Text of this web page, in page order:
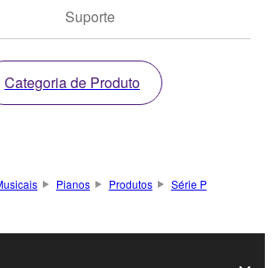
Suporte
Categoria de Produto
Pianos Produtos
Série P